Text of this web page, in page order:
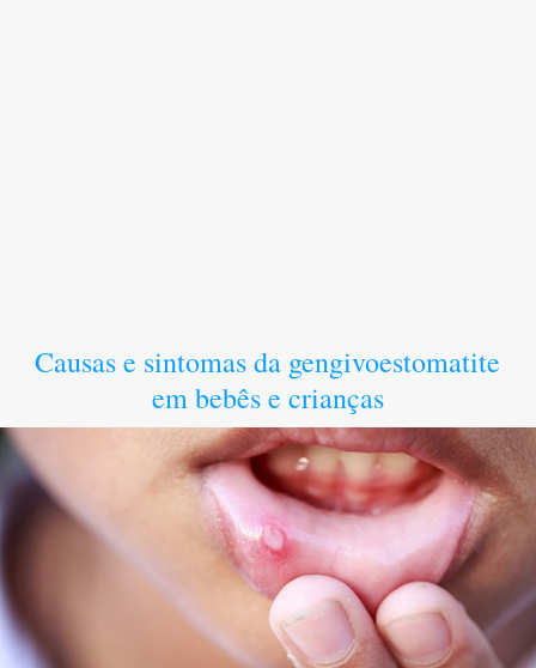
Causas e sintomas da gengivoestomatite
em bebês e crianças